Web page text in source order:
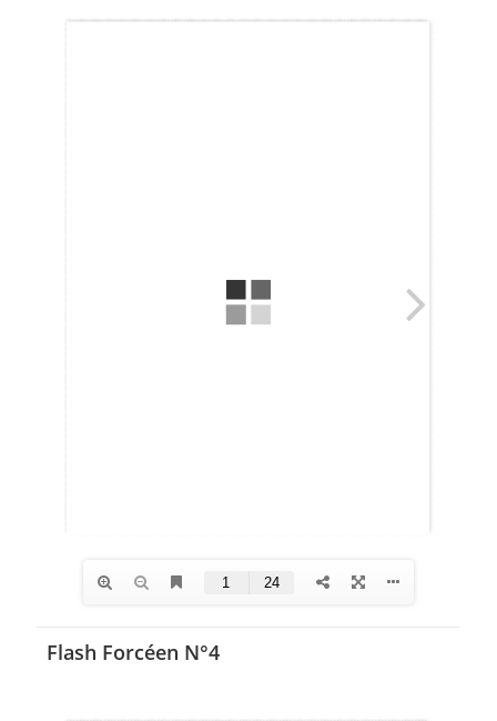
Flash Forcéen N°4